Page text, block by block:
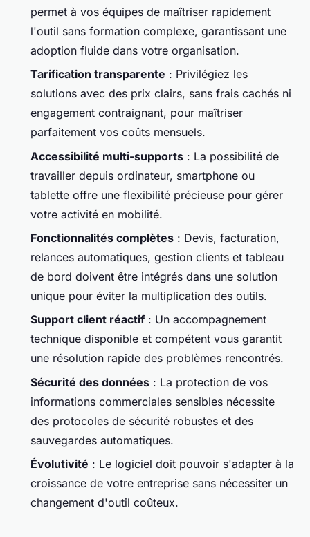
permet à vos équipes de maîtriser rapidement
l'outil sans formation complexe, garantissant une
adoption fluide dans votre organisation.
Tarification transparente : Privilégiez les
solutions avec des prix clairs, sans frais cachés ni
engagement contraignant, pour maîtriser
parfaitement vos coûts mensuels.
Accessibilité multi-supports : La possibilité de
travailler depuis ordinateur, smartphone ou
tablette offre une flexibilité précieuse pour gérer
votre activité en mobilité.
Fonctionnalités complètes : Devis, facturation,
relances automatiques, gestion clients et tableau
de bord doivent être intégrés dans une solution
unique pour éviter la multiplication des outils.
Support client réactif: Un accompagnement
technique disponible et compétent vous garantit
une résolution rapide des problèmes rencontrés.
Sécurité des données : La protection de vos
informations commerciales sensibles nécessite
des protocoles de sécurité robustes et des
sauvegardes automatiques.
Évolutivité : Le logiciel doit pouvoir s'adapter à la
croissance de votre entreprise sans nécessiter un
changement d'outil coûteux.